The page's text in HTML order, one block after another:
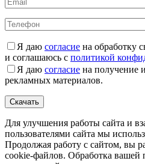
Я даю согласие на обработку
и соглашаюсь с политикой
Я даю согласие на получение
рекламных материалов.
Для улучшения работы сайта и
пользователями сайта мы
Продолжая работу с сайтом, вы
cookie-файлов. Обработка вашей